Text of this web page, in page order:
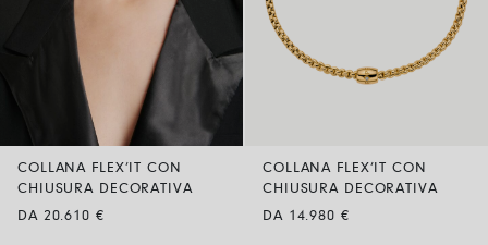
COLLANA FLEX’IT CON
CHIUSURA DECORATIVA
DA 20.610 €
COLLANA FLEX’IT CON
CHIUSURA DECORATIVA
DA 14.980 €